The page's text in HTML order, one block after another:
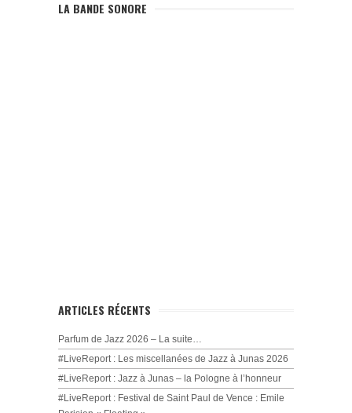
LA BANDE SONORE
ARTICLES RÉCENTS
Parfum de Jazz 2026 – La suite…
#LiveReport : Les miscellanées de Jazz à Junas 2026
#LiveReport : Jazz à Junas – la Pologne à l’honneur
#LiveReport : Festival de Saint Paul de Vence : Emile